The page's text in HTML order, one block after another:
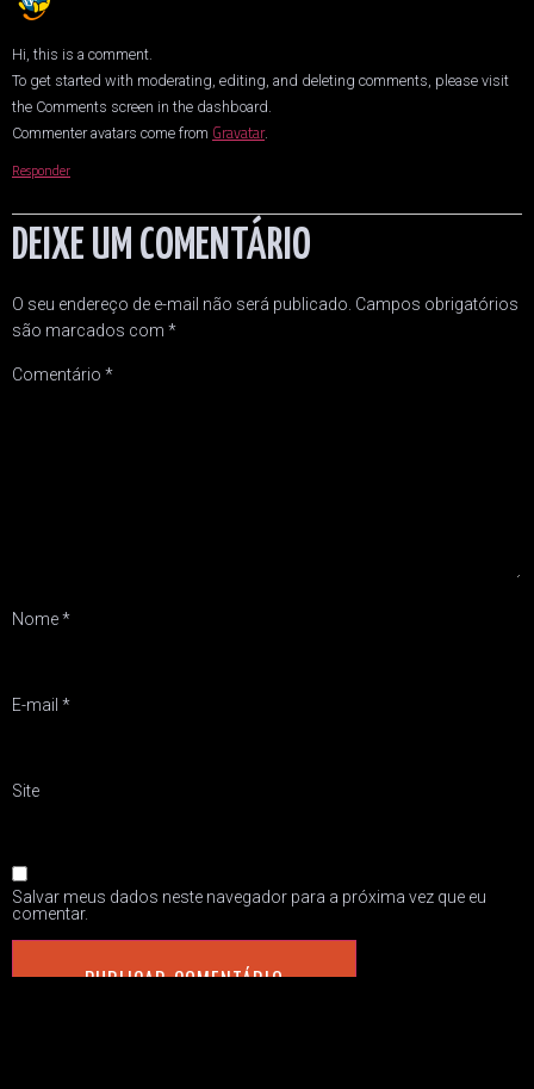
Hi, this is a comment.
To get started with moderating, editing, and deleting comments, please visit
the Comments screen in the dashboard.
Commenter avatars come from Gravatar.
Responder
DEIXE UM COMENTÁRIO
O seu endereço de e-mail não será publicado. Campos obrigatórios
são marcados com *
Comentário *
Nome*
E-mail *
Site
Salvar meus dados neste navegador para a próxima vez que eu
comentar.